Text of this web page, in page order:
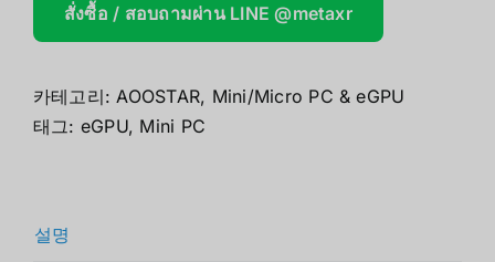
สั่งซื้อ / สอบถามผ่าน LINE @metaxr
카테고리: AOOSTAR, Mini/Micro PC & eGPU
태그: eGPU, Mini PC
설명